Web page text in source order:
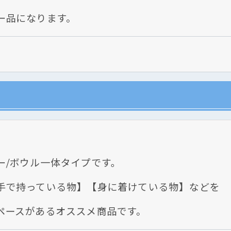
になります。
ボウル一体タイプです。
持っている物】【身に着けている物】などを
スがあるオススメ商品です。
クリックでチラシのページにジャンプします
クリックでチラシのページにジャンプします